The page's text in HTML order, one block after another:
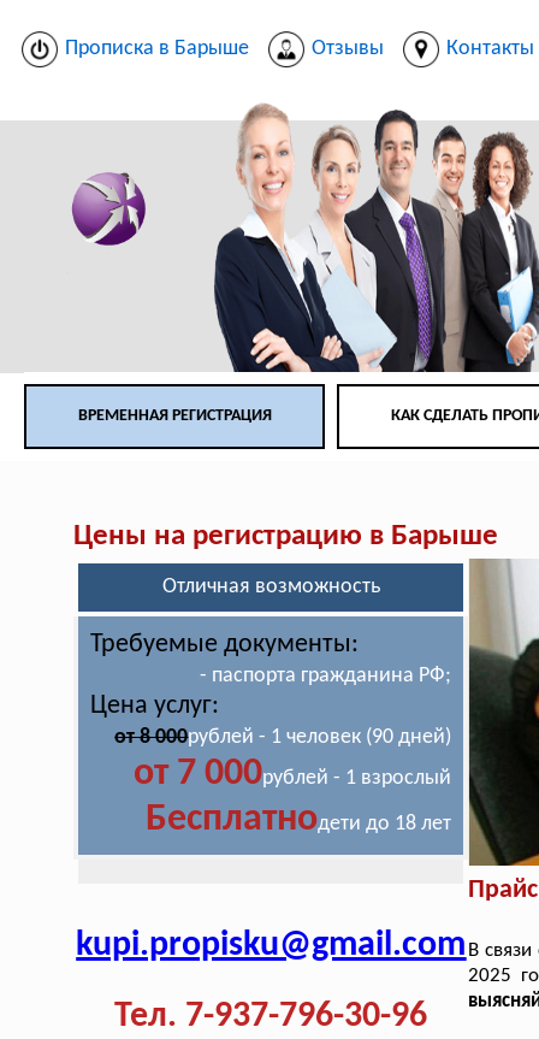
Прописка в Барыше Отзывы Контакты
ВРЕМЕННАЯ РЕГИСТРАЦИЯ КАК СДЕЛАТЬ
Цены на регистрацию в Барыше
Отличная возможность
Требуемые документы:
- паспорта гражданина РФ;
Цена услуг:
от 8 000рублей - 1 человек (90 дней)
от 7 000рублей - 1 взрослый
Бесплатнодети до 18 лет
kupi.propisku@gmail.com
Тел. 7-937-796-30-96
В
2025